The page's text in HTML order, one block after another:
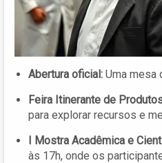
Abertura oficial: Uma mesa
Feira Itinerante de
para explorar recursos e
I Mostra Acadêmica e
às 17h, onde os